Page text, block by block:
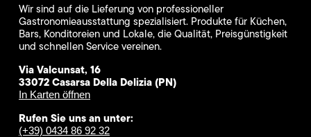
Wir sind auf die Lieferung von professioneller
Gastronomieausstattung spezialisiert. Produkte für Küchen,
Bars, Konditoreien und Lokale, die Qualität, Preisgünstigkeit
und schnellen Service vereinen.
Via Valcunsat, 16
33072 Casarsa Della Delizia (PN)
In Karten öffnen
Rufen Sie uns an unter:
(+39) 0434 86 92 32